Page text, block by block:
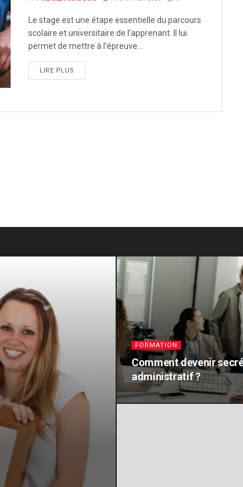
Le stage est une étape essentielle du parcours
scolaire et universitaire de l’apprenant. Il lui
permet de mettre à l’épreuve...
LIRE PLUS
FORMATION
Comment devenir
administratif ?